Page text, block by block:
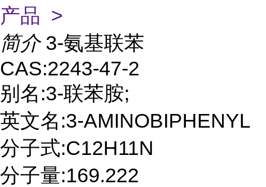
产品 >
简介 3-氨基联苯
CAS:2243-47-2
别名:3-联苯胺;
英文名:3-AMINOBIPHENYL
分子式:C12H11N
分子量:169.222